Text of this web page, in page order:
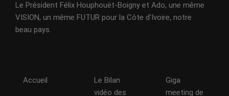
Le Président Félix Houphouët-Boigny et Ado, une même
VISION, un même FUTUR pour la Côte d'Ivoire, notre
beau pays.
Accueil
Le Bilan
vidéo des
Giga
meeting de